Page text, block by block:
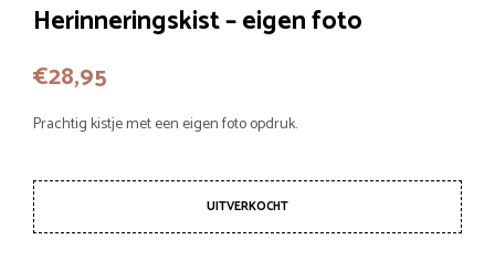
Herinneringskist – eigen foto
€28,95
Prachtig kistje met een eigen foto opdruk.
UITVERKOCHT